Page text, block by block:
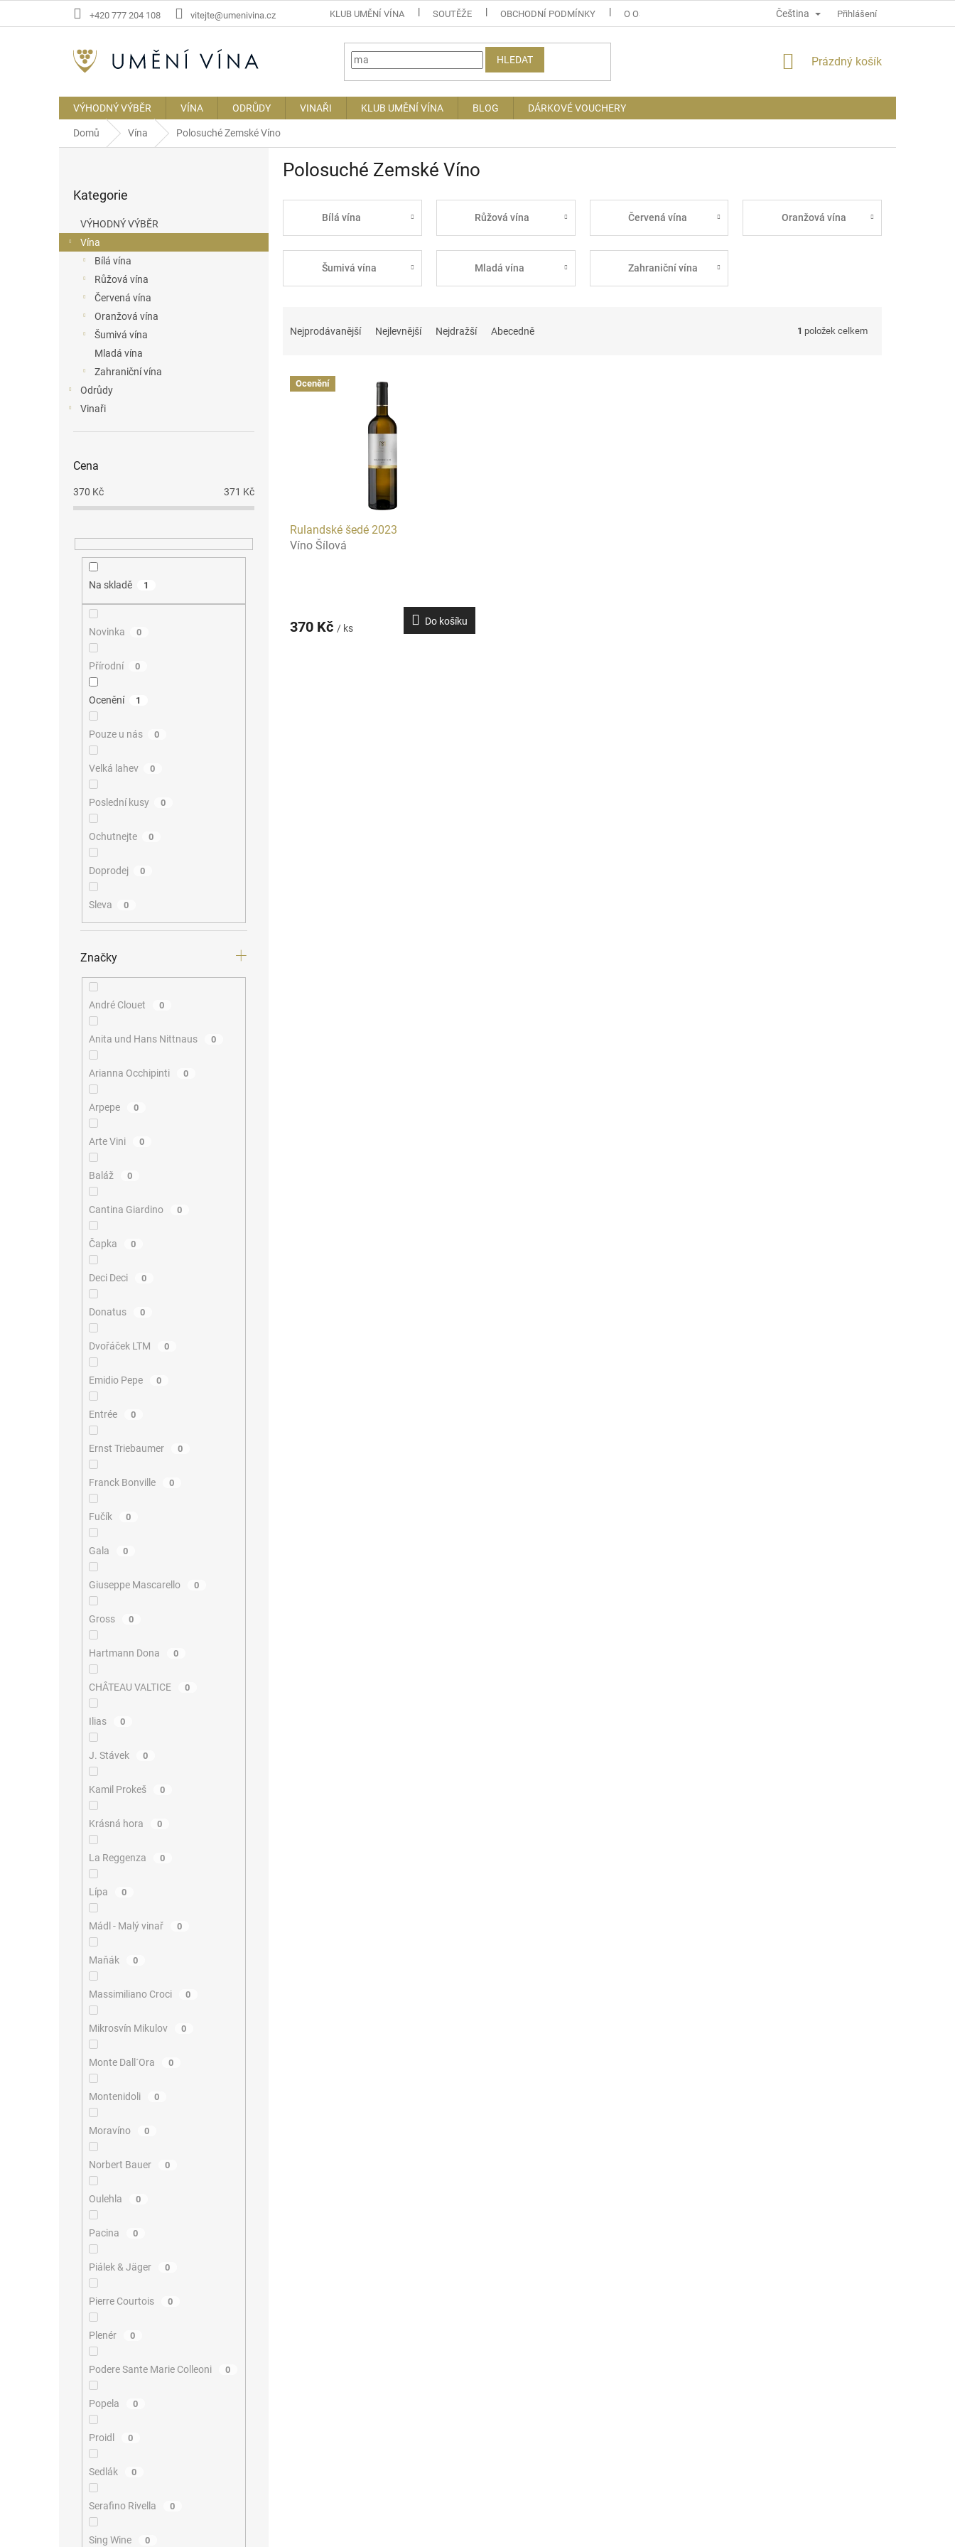
+420 777 204 108 vitejte@umenivina.cz KLUB UMĚNÍ VÍNA SOUTĚŽE OBCHODNÍ PODMÍNKY O OSOBNÍCH ÚDAJÍCH INFORMACE O WEBU
Čeština Přihlášení
HLEDAT
NÁKUPNÍ
Prázdný košík
VÝHODNÝ VÝBĚR VÍNA ODRŮDY VINAŘI KLUB UMĚNÍ VÍNA BLOG DÁRKOVÉ VOUCHERY
Domů Vína Polosuché Zemské Víno
a
n
kategorie
Kategorie
VÝHODNÝ VÝBĚR
Vína
Bílá vína
Růžová vína
Červená vína
Oranžová vína
Šumivá vína
Mladá vína
Zahraniční vína
Odrůdy
Vinaři
Cena
370 Kč 371 Kč
Na skladě 1
Novinka 0
Přírodní 0
Ocenění 1
Pouze u nás 0
Velká lahev 0
Poslední kusy 0
Ochutnejte 0
Doprodej 0
Sleva 0
Značky
André Clouet 0
Anita und Hans Nittnaus 0
Arianna Occhipinti 0
Arpepe 0
Arte Vini 0
Baláž 0
Cantina Giardino 0
Čapka 0
Deci Deci 0
Donatus 0
Dvořáček LTM 0
Emidio Pepe 0
Entrée 0
Ernst Triebaumer 0
Franck Bonville 0
Fučík 0
Gala 0
Giuseppe Mascarello 0
Gross 0
Hartmann Dona 0
CHÂTEAU VALTICE 0
Ilias 0
J. Stávek 0
Kamil Prokeš 0
Krásná hora 0
La Reggenza 0
Lípa 0
Mádl - Malý vinař 0
Maňák 0
Massimiliano Croci 0
Mikrosvín Mikulov 0
Monte Dall´Ora 0
Montenidoli 0
Moravíno 0
Norbert Bauer 0
Oulehla 0
Pacina 0
Piálek & Jäger 0
Pierre Courtois 0
Plenér 0
Podere Sante Marie Colleoni 0
Popela 0
Proidl 0
Sedlák 0
Serafino Rivella 0
Sing Wine 0
Polosuché Zemské Víno
Bílá vína Růžová vína Červená vína Oranžová vína
Šumivá vína Mladá vína Zahraniční vína
Nejprodávanější Nejlevnější Nejdražší Abecedně 1 položek celkem
V Ocenění
Rulandské šedé 2023
Víno Šílová
370 Kč / ks
Do košíku